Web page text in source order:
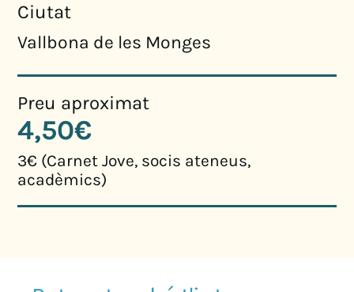
Ciutat
Vallbona de les Monges
Preu aproximat
4,50€
3€ (Carnet Jove, socis ateneus,
acadèmics)